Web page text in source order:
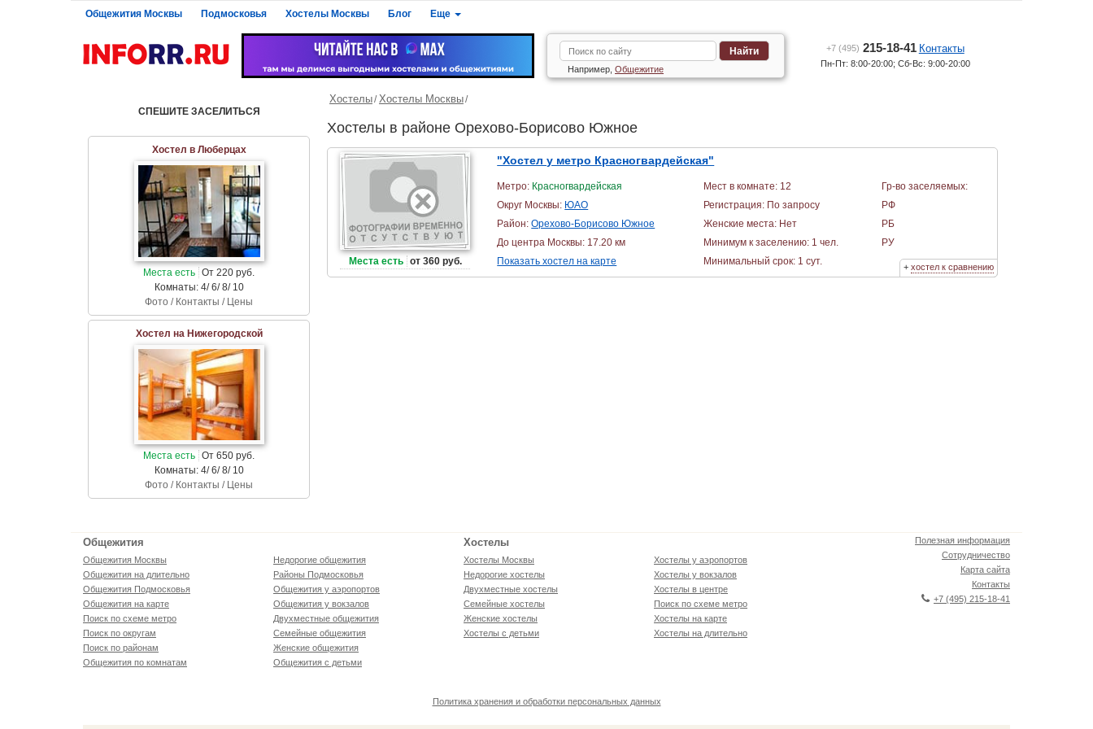
Общежития Москвы Подмосковья Хостелы Москвы Блог Еще
Найти
Например, Общежитие
+7 (495) 215-18-41 Контакты
Пн-Пт: 8:00-20:00; Сб-Вс: 9:00-20:00
СПЕШИТЕ ЗАСЕЛИТЬСЯ
Хостел в Люберцах
Места есть От 220 руб.
Комнаты: 4/ 6/ 8/ 10
Фото / Контакты / Цены
Хостел на Нижегородской
Места есть От 650 руб.
Комнаты: 4/ 6/ 8/ 10
Фото / Контакты / Цены
Хостелы Хостелы Москвы
Хостелы в районе Орехово-Борисово Южное
"Хостел у метро Красногвардейская"
Места есть от 360 руб.
Метро: Красногвардейская
Округ Москвы: ЮАО
Район:Орехово-Борисово Южное
До центра Москвы: 17.20 км
Показать хостел на карте
Мест в комнате: 12
Регистрация: По запросу
Женские места: Нет
Минимум к заселению: 1 чел.
Минимальный срок: 1 сут.
Гр-во заселяемых:
РФ
РБ
РУ
+ хостел к сравнению
Общежития
Общежития Москвы
Общежития на длительно
Общежития Подмосковья
Общежития на карте
Поиск по схеме метро
Поиск по округам
Поиск по районам
Общежития по комнатам
Недорогие общежития
Районы Подмосковья
Общежития у аэропортов
Общежития у вокзалов
Двухместные общежития
Семейные общежития
Женские общежития
Общежития с детьми
Хостелы
Хостелы Москвы
Недорогие хостелы
Двухместные хостелы
Семейные хостелы
Женские хостелы
Хостелы с детьми
Хостелы у аэропортов
Хостелы у вокзалов
Хостелы в центре
Поиск по схеме метро
Хостелы на карте
Хостелы на длительно
Полезная информация
Сотрудничество
Карта сайта
Контакты
+7 (495) 215-18-41
Политика хранения и обработки персональных данных